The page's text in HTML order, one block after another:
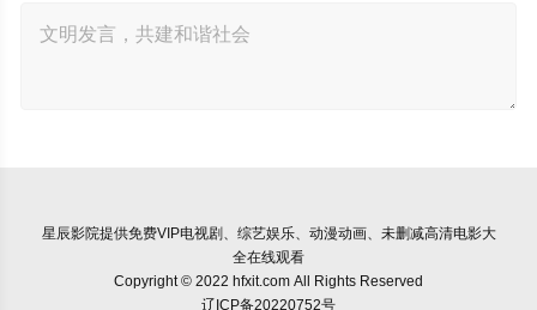
星辰影院提供免费VIP电视剧、综艺娱乐、动漫动画、未删减高清电影大
全在线观看
Copyright © 2022 hfxit.com All Rights Reserved
辽ICP备20220752号